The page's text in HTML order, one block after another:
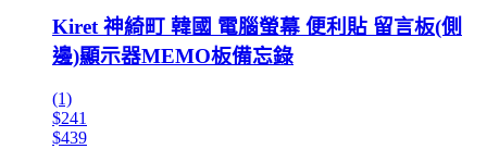
Kiret 神綺町 韓國 電腦螢幕 便利貼 留言板(側
邊)顯示器MEMO板備忘錄
(1)
$241
$439